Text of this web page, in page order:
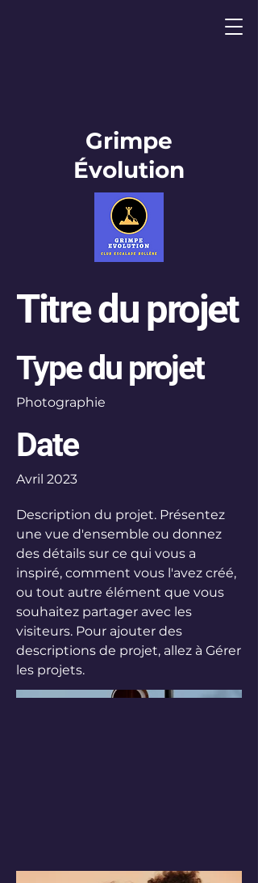
Grimpe
Évolution
Titre du projet
Type du projet
Photographie
Date
Avril 2023
Description du projet. Présentez
une vue d'ensemble ou donnez
des détails sur ce qui vous a
inspiré, comment vous l'avez créé,
ou tout autre élément que vous
souhaitez partager avec les
visiteurs. Pour ajouter des
descriptions de projet, allez à Gérer
les projets.